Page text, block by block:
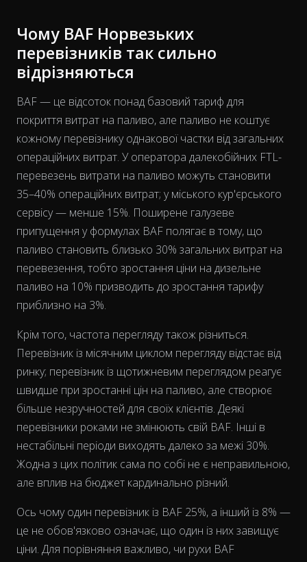
The chart has 2 Y axes displaying % and EUR/L.
Чому BAF Норвезьких
перевізників так сильно
відрізняються
BAF — це відсоток понад базовий тариф для
покриття витрат на паливо, але паливо не коштує
кожному перевізнику однаковоїчастки від загальних
операційних витрат. У оператора далекобійних FTL-
перевезень витрати на паливо можуть становити
35–40% операційних витрат; у міського кур'єрського
сервісу — менше 15%. Поширене галузеве
припущення у формулах BAF полягає в тому, що
паливо становить близько 30% загальних витрат на
перевезення, тобто зростання ціни на дизельне
паливо на 10% призводить до зростання тарифу
приблизно на 3%.
Крім того, частота перегляду також різниться.
Перевізник із місячним циклом перегляду відстає від
ринку; перевізник із щотижневим переглядом реагує
швидше при зростанні цін на паливо, але створює
більше незручностей для своїх клієнтів. Деякі
перевізники роками не змінюють свій BAF. Інші в
нестабільні періоди виходять далеко за межі 30%.
Жодна з цих політик сама по собі не є неправильною,
але вплив на бюджет кардинально різний.
Ось чому один перевізник із BAF 25%, а інший із 8% —
це не обов'язково означає, що один із них завищує
ціни. Для порівняння важливо, чи рухи BAF